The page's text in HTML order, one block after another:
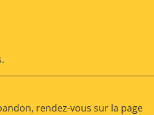
rendez-vous sur la page